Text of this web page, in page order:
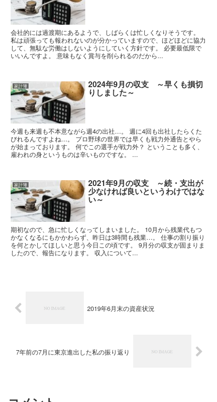
会社的には過渡期にあるようで、しばらくは忙しくなりそうです。
私は頑張っても報われないのが分かっていますので、ほどほどに協力
して、無駄な労働はしないようにしていく方針です。 必要最低限で
いいんですよ。 意味もなく賞与を削られるのだから...
家計簿 2024年9月の収支 ～早くも損切
りしました～
今週も来週も不本意ながら週4の出社…。 週に4回も出社したらくた
びれるんですよね…。 プロ野球の世界では早くも戦力外通告とやら
が始まっております。 何でこの選手が戦力外？ ということも多く、
雇われの身というものは辛いものですな。 ...
家計簿 2021年9月の収支 ～続・支出が
少なければ良いというわけではな
い～
期初なので、急に忙しくなってしまいました。 10月から残業代もつ
かなくなるにもかかわらず、昨日は3時間も残業…。 仕事の割り振り
を何とかしてほしいと思う今日この頃です。 9月分の収支が固まりま
したので、報告になります。 収入について...
2019年6月末の資産状況
7年前の7月に東京進出した私の振り返り